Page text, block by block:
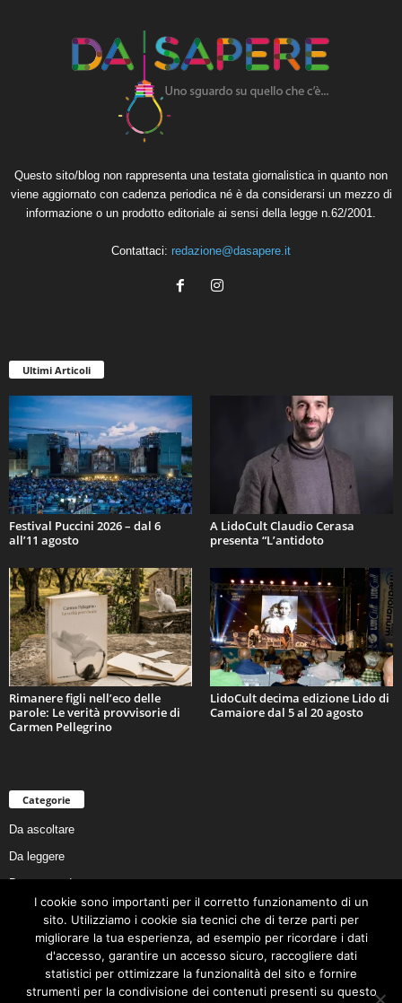
Questo sito/blog non rappresenta una testata giornalistica in quanto non
viene aggiornato con cadenza periodica né è da considerarsi un mezzo di
informazione o un prodotto editoriale ai sensi della legge n.62/2001.
Contattaci: redazione@dasapere.it
Ultimi Articoli
Festival Puccini 2026 – dal 6
all’11 agosto
A LidoCult Claudio Cerasa
presenta “L’antidoto
Rimanere figli nell’eco delle
parole: Le verità provvisorie di
Carmen Pellegrino
LidoCult decima edizione Lido di
Camaiore dal 5 al 20 agosto
Categorie
Da ascoltare
Da leggere
Da non perdere
Da conoscere
Da preservare
Da vivere
Cookie Policy
I cookie sono importanti per il corretto funzionamento di un
sito. Utilizziamo i cookie sia tecnici che di terze parti per
migliorare la tua esperienza, ad esempio per ricordare i dati
d'accesso, garantire un accesso sicuro, raccogliere dati
statistici per ottimizzare la funzionalità del sito e fornire
strumenti per la condivisione dei contenuti presenti su questo